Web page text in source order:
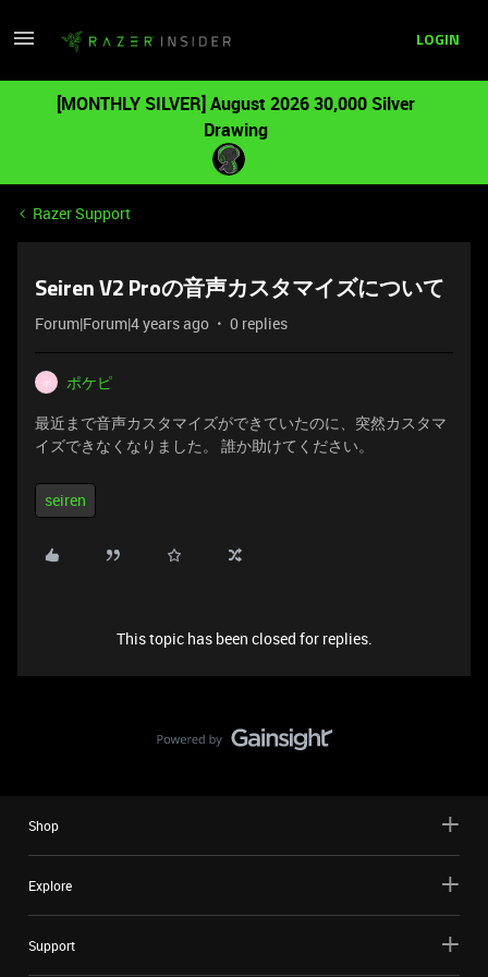
LOGIN
[MONTHLY SILVER] August 2026 30,000 Silver
Drawing
Razer Support
Seiren V2 Proの音声カスタマイズについて
Forum|Forum|4 years ago 0 replies
ポ
ポケピ
最近まで音声カスタマイズができていたのに、突然カスタマ
イズできなくなりました。 誰か助けてください。
seiren
This topic has been closed for replies.
Shop
Explore
Support